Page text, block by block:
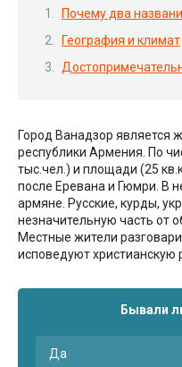
Почему два
География и климат
Город Ванадзор является
республики Армения. По
тыс.чел.) и площади (25
после Еревана и Гюмри. В
армяне. Русские, курды,
незначительную часть от
Местные жители
исповедуют христианскую
Бывали
Да